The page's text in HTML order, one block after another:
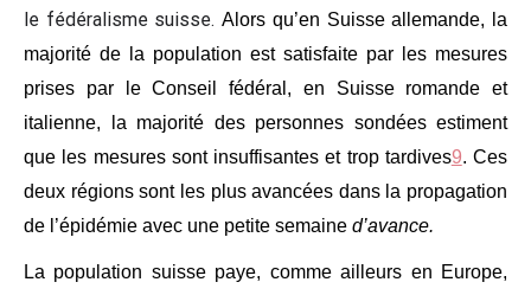
le fédéralisme suisse.Alors qu’en Suisse allemande, la
majorité de la population est satisfaite par les mesures
prises par le Conseil fédéral, en Suisse romande et
italienne, la majorité des personnes sondées estiment
que les mesures sont insuffisantes et trop tardives9. Ces
deux régions sont les plus avancées dans la propagation
de l’épidémie avec une petite semaine d’avance.
La population suisse paye, comme ailleurs en Europe,